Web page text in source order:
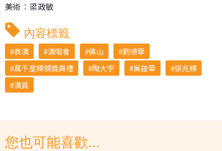
美術︰梁政敏
內容標籤
表演 演唱會 佛山
劉德華
萬千星輝頒獎典禮
陶大宇 吳啟華
張兆輝
演員
您也可能喜歡...